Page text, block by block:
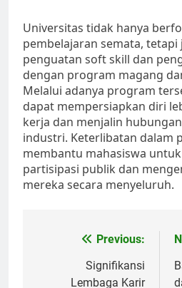
Universitas tidak hanya
pembelajaran semata,
penguatan soft skill dan
dengan program magang
Melalui adanya program
dapat mempersiapkan diri
kerja dan menjalin
industri. Keterlibatan dalam
membantu mahasiswa
partisipasi publik dan
mereka secara menyeluruh.
navigation
Previous:
Signifikansi
Lembaga Karir